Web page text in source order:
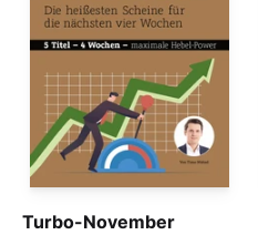
Turbo-November